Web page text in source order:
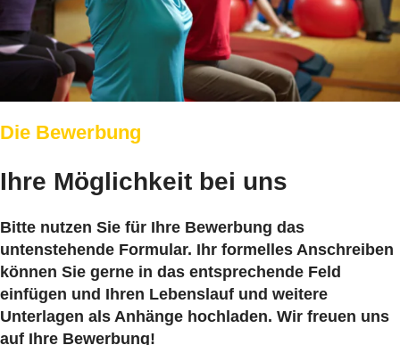
Die Bewerbung
Ihre Möglichkeit bei uns
Bitte nutzen Sie für Ihre Bewerbung das
untenstehende Formular. Ihr formelles Anschreiben
können Sie gerne in das entsprechende Feld
einfügen und Ihren Lebenslauf und weitere
Unterlagen als Anhänge hochladen. Wir freuen uns
auf Ihre Bewerbung!